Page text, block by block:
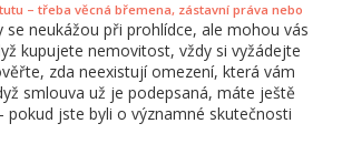
– třeba věcná břemena, zástavní práva nebo
se neukážou při prohlídce, ale mohou vás
kupujete nemovitost, vždy si vyžádejte
zda neexistují omezení, která vám
smlouva už je podepsaná, máte ještě
pokud jste byli o významné skutečnosti